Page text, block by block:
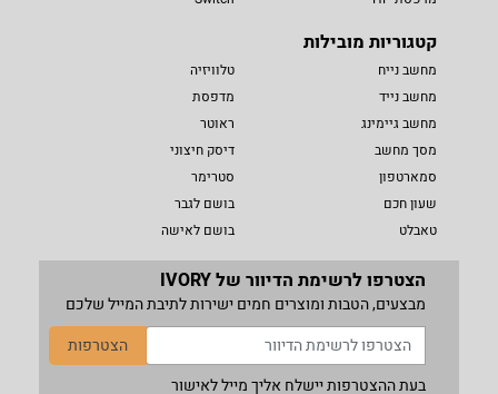
קטגוריות מובילות
מחשב נייח
מחשב נייד
מחשב גיימינג
מסך מחשב
סמארטפון
שעון חכם
טאבלט
טלוויזיה
מדפסת
ראוטר
דיסק חיצוני
סטרימר
בושם לגבר
בושם לאישה
הצטרפו לרשימת הדיוור של IVORY
מבצעים, הטבות ומוצרים חמים ישירות לתיבת המייל שלכם
הצטרפות
בעת ההצטרפות יישלח אליך מייל לאישור